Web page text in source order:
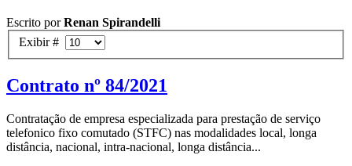
Escrito porRenan Spirandelli
Exibir #
Contrato nº 84/2021
Contratação de empresa especializada para prestação de serviço
telefonico fixo comutado (STFC) nas modalidades local, longa
distância, nacional, intra-nacional, longa distância...